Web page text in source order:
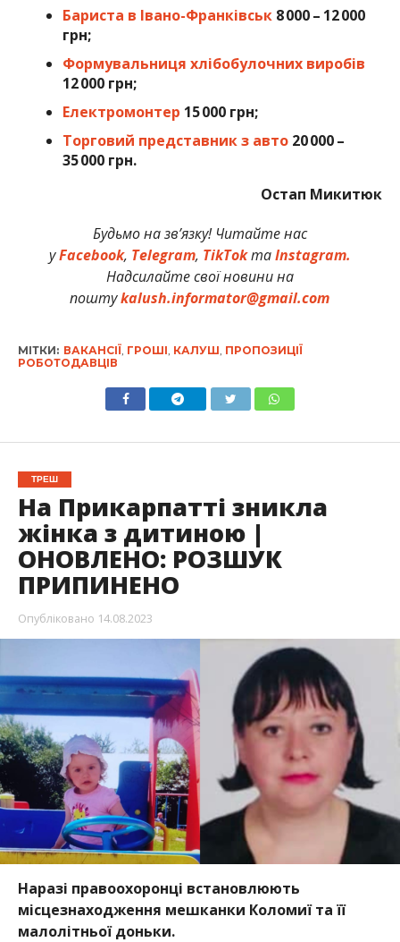
Бариста в Івано-Франківськ 8 000 – 12 000
грн;
Формувальниця хлібобулочних виробів
12 000 грн;
Електромонтер 15 000 грн;
Торговий представник з авто 20 000 –
35 000 грн.
Остап Микитюк
Будьмо на зв’язку! Читайте нас
уFacebook, Telegram, TikTokтаInstagram.
Надсилайте свої новини на
поштуkalush.informator@gmail.com
МІТКИ: ВАКАНСІЇ ГРОШІ КАЛУШ ПРОПОЗИЦІЇ
РОБОТОДАВЦІВ
ТРЕШ
На Прикарпатті зникла
жінка з дитиною |
ОНОВЛЕНО: РОЗШУК
ПРИПИНЕНО
Опубліковано 14.08.2023
Наразі правоохоронці встановлюють
місцезнаходження мешканки Коломиї та її
малолітньої доньки.